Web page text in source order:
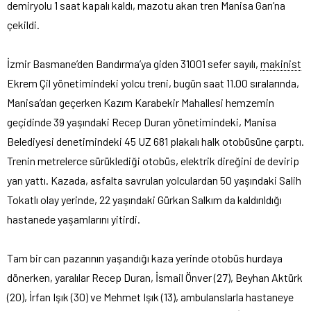
demiryolu 1 saat kapalı kaldı, mazotu akan tren Manisa Garı’na
çekildi.
İzmir Basmane’den Bandırma’ya giden 31001 sefer sayılı, makinist
Ekrem Çil yönetimindeki yolcu treni, bugün saat 11.00 sıralarında,
Manisa’dan geçerken Kazım Karabekir Mahallesi hemzemin
geçidinde 39 yaşındaki Recep Duran yönetimindeki, Manisa
Belediyesi denetimindeki 45 UZ 681 plakalı halk otobüsüne çarptı.
Trenin metrelerce sürüklediği otobüs, elektrik direğini de devirip
yan yattı. Kazada, asfalta savrulan yolculardan 50 yaşındaki Salih
Tokatlı olay yerinde, 22 yaşındaki Gürkan Salkım da kaldırıldığı
hastanede yaşamlarını yitirdi.
Tam bir can pazarının yaşandığı kaza yerinde otobüs hurdaya
dönerken, yaralılar Recep Duran, İsmail Önver (27), Beyhan Aktürk
(20), İrfan Işık (30) ve Mehmet Işık (13), ambulanslarla hastaneye